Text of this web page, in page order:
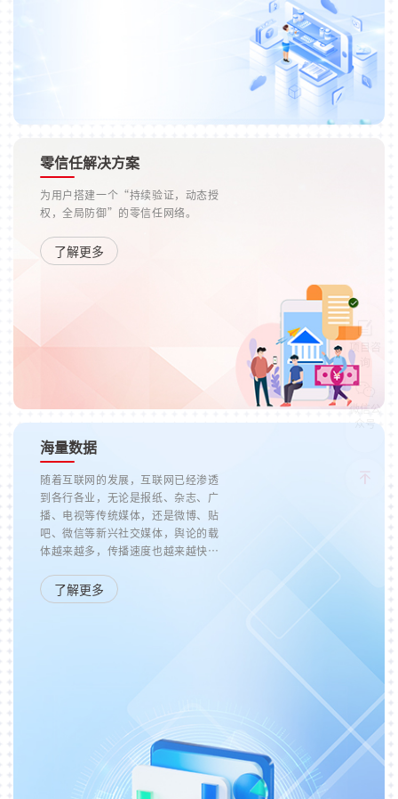
零信任解决方案
为用户搭建一个“持续验证，动态授
权，全局防御”的零信任网络。
了解更多
海量数据
随着互联网的发展，互联网已经渗透
到各行各业，无论是报纸、杂志、广
播、电视等传统媒体，还是微博、贴
吧、微信等新兴社交媒体，舆论的载
体越来越多，传播速度也越来越快。
而这些海量数据背后却蕴藏着巨大的
价值，能够帮助企业及时掌握市场动
了解更多
项目咨
微信公
众号